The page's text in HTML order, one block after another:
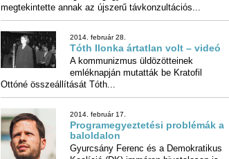
megtekintette annak az újszerű távkonzultációs...
2014. február 28.
Tóth Ilonka ártatlan volt – videó
A kommunizmus üldözötteinek
emléknapján mutatták be Kratofil
Ottóné összeállítását Tóth...
2014. február 17.
Programegyeztetési problémák a
baloldalon
Gyurcsány Ferenc és a Demokratikus
Koalíció (DK) immáron hivatalosan is